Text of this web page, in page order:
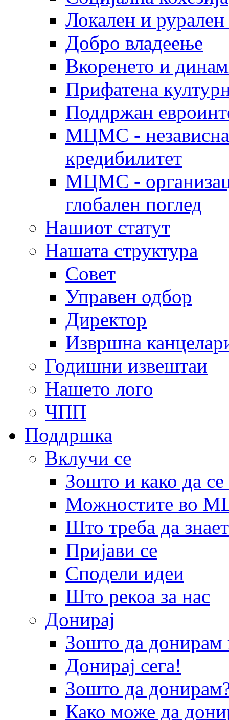
Локален и рурален
Добро владеење
Вкоренето и
Прифатена
Поддржан
МЦМС - независна
кредибилитет
МЦМС -
глобален поглед
Нашиот статут
Нашата структура
Совет
Управен одбор
Директор
Извршна
Годишни извештаи
Нашето лого
ЧПП
Поддршка
Вклучи се
Зошто и како да
Можностите во
Што треба да
Пријави се
Сподели идеи
Што рекоа за нас
Донирај
Зошто да
Донирај сега!
Зошто да
Како може да